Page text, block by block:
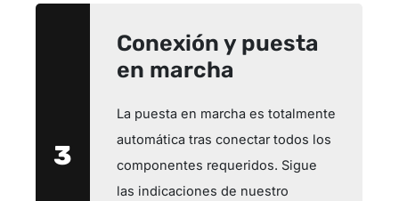
3
Conexión y puesta
en marcha
La puesta en marcha es totalmente
automática tras conectar todos los
componentes requeridos. Sigue
las indicaciones de nuestro